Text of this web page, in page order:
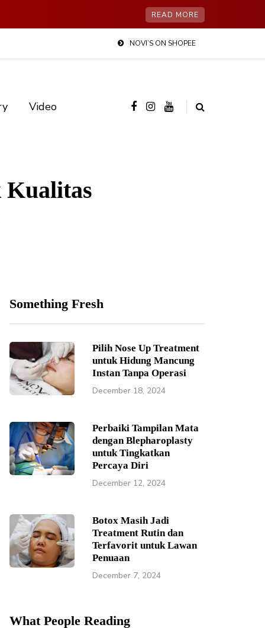
READ MORE
NOVI’S ON SHOPEE
Video
Kualitas
Something Fresh
Pilih Nose Up Treatment
untuk Hidung Mancung
Instan Tanpa Operasi
December 18, 2024
Perbaiki Tampilan Mata
dengan Blepharoplasty
untuk Tingkatkan
Percaya Diri
December 12, 2024
Botox Masih Jadi
Treatment Rutin dan
Terfavorit untuk Lawan
Penuaan
December 7, 2024
What People Reading